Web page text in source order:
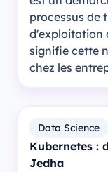
processus de
d'exploitation
signifie cette
chez les
Data Science
Kubernetes :
Jedha